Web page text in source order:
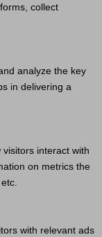
collect
analyze the key
in delivering a
interact with
on metrics the
with relevant ads